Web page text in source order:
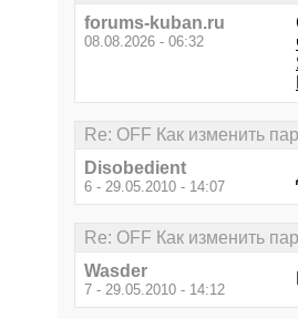
forums-kuban.ru
08.08.2026 - 06:32
Re: OFF Как изменить
Disobedient
6 - 29.05.2010 - 14:07
Re: OFF Как изменить
Wasder
7 - 29.05.2010 - 14:12